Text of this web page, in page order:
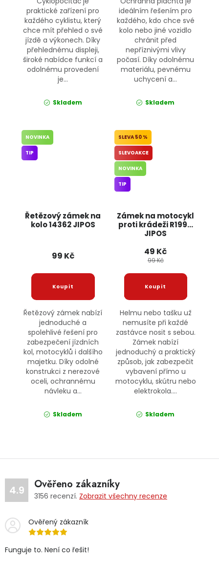
praktické zařízení pro
každého cyklistu, který
chce mít přehled o své
jízdě a výkonech. Díky
přehlednému displeji,
široké nabídce funkcí a
odolnému provedení
je...
Skladem
ideálním řešením pro
každého, kdo chce své
kolo nebo jiné vozidlo
chránit před
nepříznivými vlivy
počasí. Díky odolnému
materiálu, pevnému
uchycení a...
Skladem
Řetězový zámek na
kolo 14362 JIPOS
NOVINKA
TIP
99 Kč
Řetězový zámek nabízí
jednoduché a
spolehlivé řešení pro
zabezpečení jízdních
kol, motocyklů i dalšího
majetku. Díky odolné
konstrukci z nerezové
oceli, ochrannému
návleku a...
Skladem
Zámek na motocykl
proti krádeži R1994
JIPOS
50 %
SLEVOAKCE
NOVINKA
TIP
49 Kč
99 Kč
Helmu nebo tašku už
nemusíte při každé
zastávce nosit s sebou.
Zámek nabízí
jednoduchý a praktický
způsob, jak zabezpečit
vybavení přímo u
motocyklu, skútru nebo
elektrokola....
Skladem
4.9 Ověřeno zákazníky
3156 recenzí. Zobrazit všechny recenze
Ověřený zákazník
Funguje to. Není co řešit!